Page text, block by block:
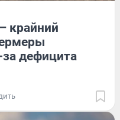
крайний
за дефицита